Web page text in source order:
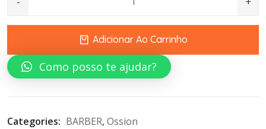
Carbon Peel-Off Black Mask 125ml quantity
Adicionar Ao Carrinho
Como posso te ajudar?
Categories: BARBER, Ossion